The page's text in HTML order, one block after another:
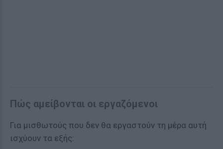
Πώς αμείβονται οι εργαζόμενοι
Για μισθωτούς που δεν θα εργαστούν τη μέρα αυτή
ισχύουν τα εξής: